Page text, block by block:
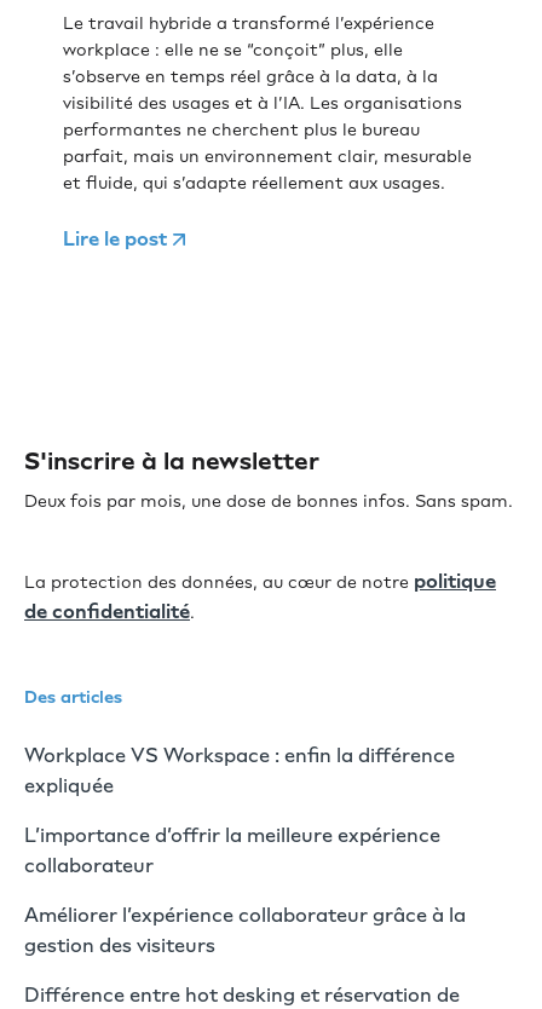
Le travail hybride a transformé l’expérience
workplace : elle ne se “conçoit” plus, elle
s’observe en temps réel grâce à la data, à la
visibilité des usages et à l’IA. Les organisations
performantes ne cherchent plus le bureau
parfait, mais un environnement clair, mesurable
et fluide, qui s’adapte réellement aux usages.
Lire le post
S'inscrire à la newsletter
Deux fois par mois, une dose de bonnes infos. Sans spam.
La protection des données, au cœur de notre politique
de confidentialité.
Des articles
Workplace VS Workspace : enfin la différence
expliquée
L’importance d’offrir la meilleure expérience
collaborateur
Améliorer l’expérience collaborateur grâce à la
gestion des visiteurs
Différence entre hot desking et réservation de